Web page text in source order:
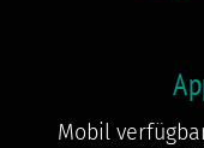
Mobil